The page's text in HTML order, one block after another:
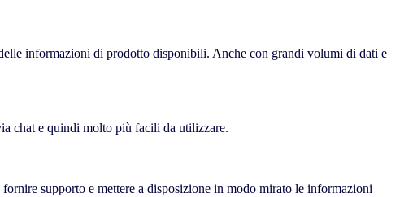
informazioni di prodotto disponibili. Anche con grandi volumi di dati e
chat e quindi molto più facili da utilizzare.
supporto e mettere a disposizione in modo mirato le informazioni